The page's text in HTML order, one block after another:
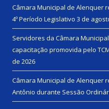
Câmara Municipal de Alenquer
4º Período Legislativo 3 de
Servidores da Câmara
capacitação promovida pelo
de 2026
Câmara Municipal de Alenquer
Antônio durante Sessão